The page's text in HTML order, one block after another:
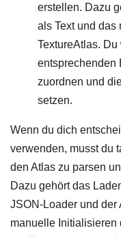
erstellen. Dazu
als Text und
TextureAtlas.
entsprechenden
zuordnen und
setzen.
Wenn du dich
verwenden, musst du
den Atlas zu parsen
Dazu gehört das
JSON-Loader und der
manuelle Initialisieren